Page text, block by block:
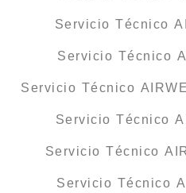
Servicio Técnico
Servicio Técnico
Servicio Técnico
Servicio Técnico
Servicio Técnico
Servicio Técnico